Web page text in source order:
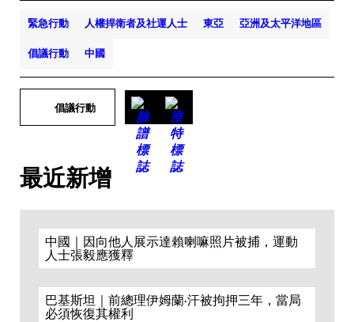
緊急行動 人權捍衛者及社運人士 東亞 亞洲及太平洋地區
倡議行動 中國
倡議行動
最近新增
中國｜因向他人展示達賴喇嘛照片被捕，運動
人士張毅應獲釋
巴基斯坦｜前總理伊姆蘭·汗被拘押三年，當局
必須恢復其權利